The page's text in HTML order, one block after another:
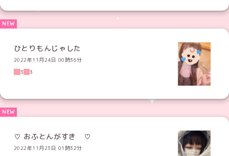
ひとりもんじゃした
2022年11月24日 00時36分
3
3
♡ おふとんがすき ♡
2022年11月23日 01時32分